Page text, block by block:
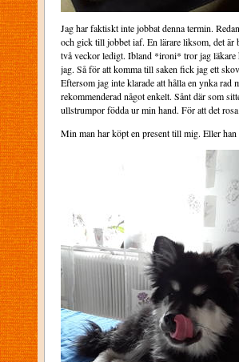
Jag har faktiskt inte jobbat denna termin.
och gick till jobbet iaf. En lärare liksom, det
två veckor ledigt. Ibland *ironi* tror jag läkare
jag. Så för att komma till saken fick jag ett
Eftersom jag inte klarade att hålla en ynka
rekommenderad något enkelt. Sånt där som
ullstrumpor födda ur min hand. För att det
Min man har köpt en present till mig. Eller